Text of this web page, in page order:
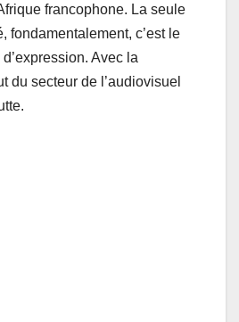
francophone. La seule
fondamentalement, c’est le
Avec la
du secteur de l’audiovisuel